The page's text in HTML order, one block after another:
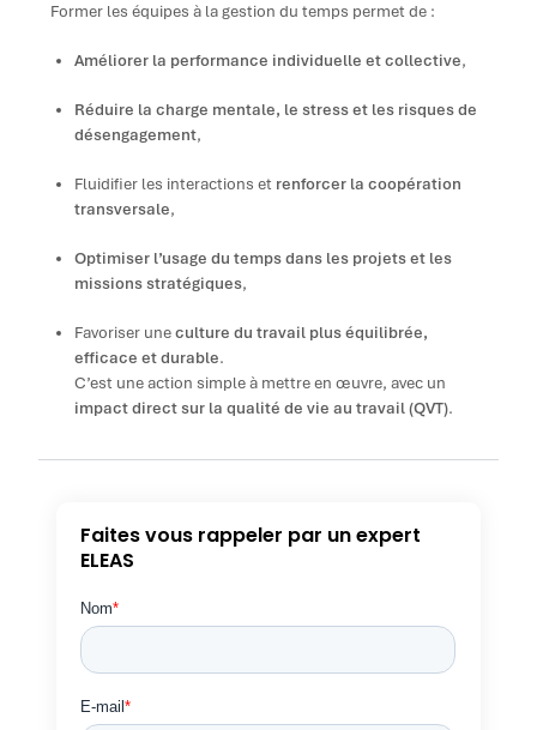
Former les équipes à la gestion du temps permet de :
Améliorer la performance individuelle et collective,
Réduire la charge mentale, le stress et les risques de
désengagement,
Fluidifier les interactions et renforcer la coopération
transversale,
Optimiser l’usage du temps dans les projets et les
missions stratégiques,
Favoriser uneculture du travail plus équilibrée,
efficace et durable.
C’est une action simple à mettre en œuvre, avec un
impact direct sur la qualité de vie au travail (QVT).
Faites vous rappeler par un expert
ELEAS